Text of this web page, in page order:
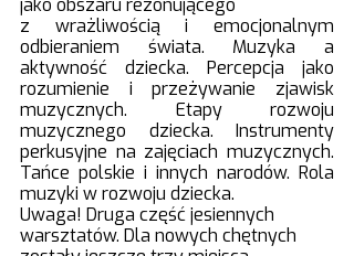
jako obszaru rezonującego
z wrażliwością i emocjonalnym
odbieraniem świata. Muzyka a
aktywność dziecka. Percepcja jako
rozumienie i przeżywanie zjawisk
muzycznych. Etapy rozwoju
muzycznego dziecka. Instrumenty
perkusyjne na zajęciach muzycznych.
Tańce polskie i innych narodów. Rola
muzyki w rozwoju dziecka.
Uwaga! Druga część jesiennych
warsztatów. Dla nowych chętnych